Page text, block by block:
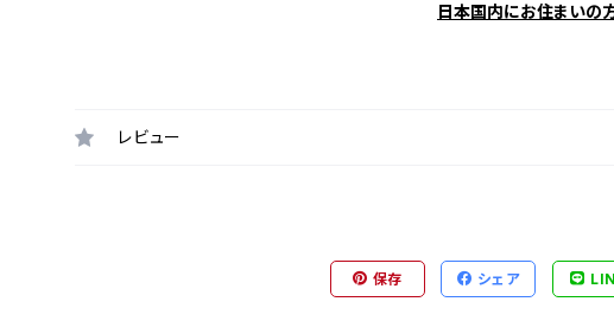
日本国内にお住まいの
レビュー
保存 シェア